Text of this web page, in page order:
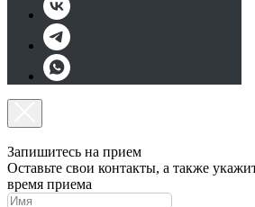
Запишитесь на прием
Оставьте свои контакты, а также
время приема